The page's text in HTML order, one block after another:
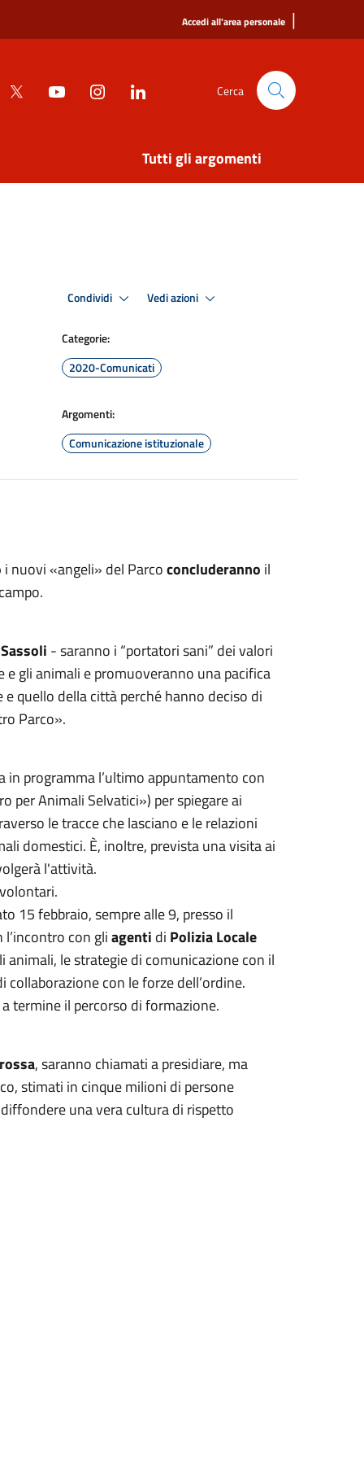
Accedi all'area personale |
Cerca
Tutti gli argomenti
Condividi Vedi azioni
Categorie:
2020-Comunicati
Argomenti:
Comunicazione istituzionale
i nuovi «angeli» del Parcoconcluderanno il
Sassoli - saranno i “portatori sani” dei valori
gli animali e promuoveranno una pacifica
quello della città perché hanno deciso di
Parco».
in programma l’ultimo appuntamento con
per Animali Selvatici») per spiegare ai
le tracce che lasciano e le relazioni
domestici. È, inoltre, prevista una visita ai
l'attività.
15 febbraio, sempre alle 9, presso il
con gliagenti di Polizia Locale
animali, le strategie di comunicazione con il
con le forze dell’ordine.
termine il percorso di formazione.
, saranno chiamati a presidiare, ma
stimati in cinque milioni di persone
una vera cultura di rispetto